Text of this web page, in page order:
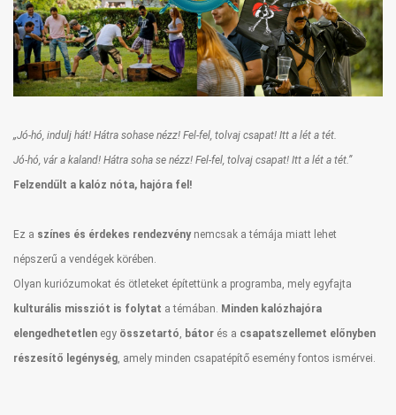
„Jó-hó, indulj hát! Hátra sohase nézz! Fel-fel, tolvaj csapat! Itt a lét a tét.
Jó-hó, vár a kaland! Hátra soha se nézz! Fel-fel, tolvaj csapat! Itt a lét a tét.”
Felzendűlt a kalóz nóta, hajóra fel!
Ez a színes és érdekes rendezvény nemcsak a témája miatt lehet
népszerű a vendégek körében.
Olyan kuriózumokat és ötleteket építettünk a programba, mely egyfajta
kulturális missziót is folytat a témában. Minden kalózhajóra
elengedhetetlen egy összetartó, bátor és a csapatszellemet előnyben
részesítő legénység, amely minden csapatépítő esemény fontos ismérvei.